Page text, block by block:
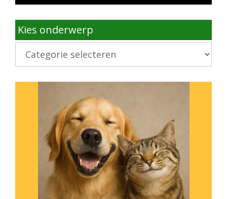
Kies onderwerp
Kies
onderwerp